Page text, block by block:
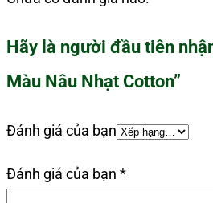
Hãy là người đầu tiên
Màu Nâu Nhạt Cotton”
Đánh giá của bạn
Đánh giá của bạn *